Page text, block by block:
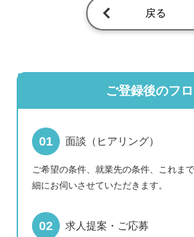
戻る
ご登録後のフ
面談（ヒアリング）
ご希望の条件、就業先の条件、これま
細にお伺いさせていただきます。
求人提案・ご応募